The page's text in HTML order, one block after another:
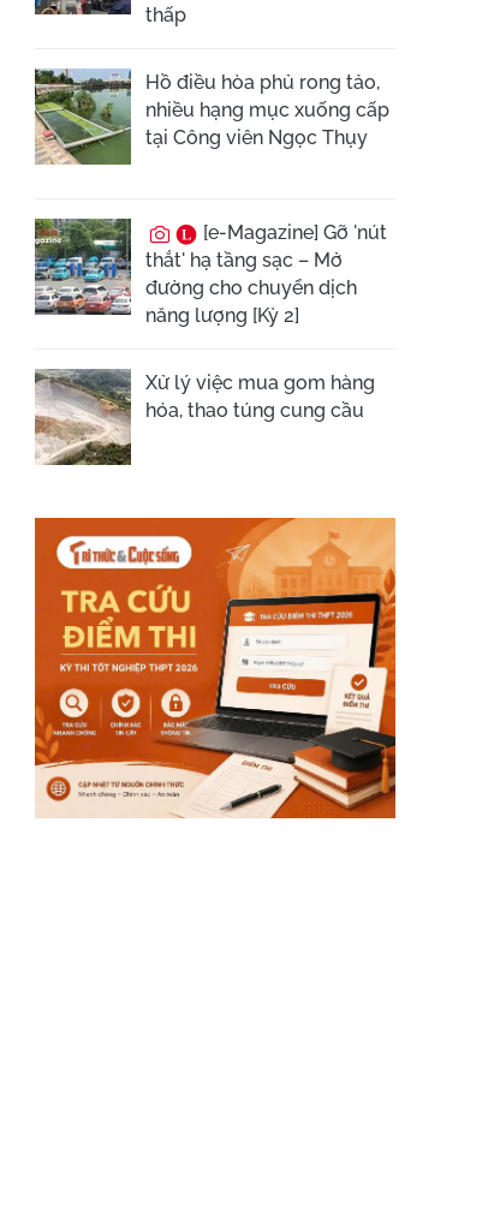
thấp
Hồ điều hòa phủ rong tảo,
nhiều hạng mục xuống cấp
tại Công viên Ngọc Thụy
[e-Magazine] Gỡ 'nút
thắt' hạ tầng sạc – Mở
đường cho chuyển dịch
năng lượng [Kỳ 2]
Xử lý việc mua gom hàng
hóa, thao túng cung cầu